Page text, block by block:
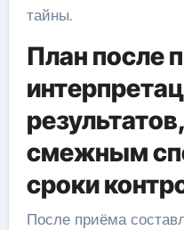
тайны.
План после
смежным
сроки
После приёма